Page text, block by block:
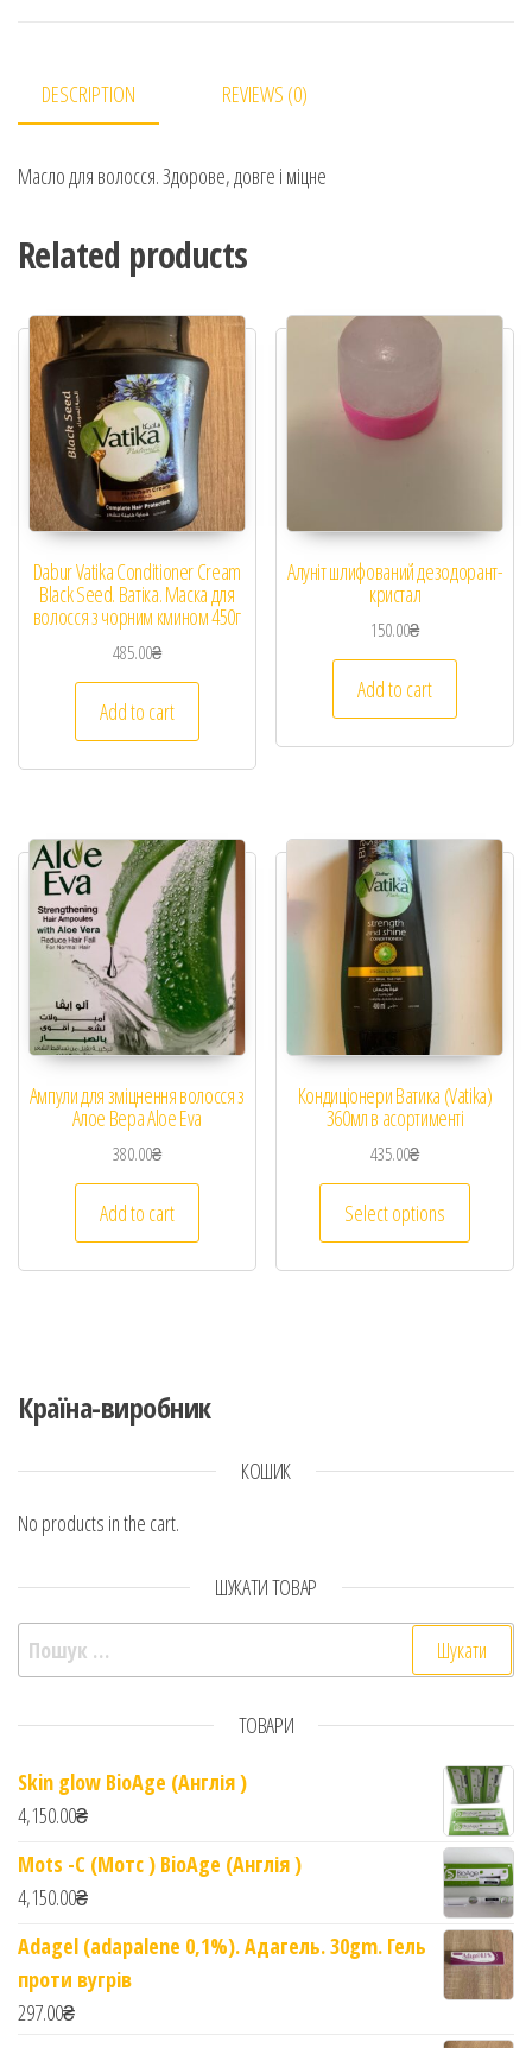
DESCRIPTION REVIEWS (0)
Масло для волосся. Здорове, довге і міцне
Related products
Dabur Vatika Conditioner Cream
Black Seed. Ватіка. Маска для
волосся з чорним кмином 450г
485.00₴
Add to cart
Алуніт шлифований дезодорант-
кристал
150.00₴
Add to cart
Ампули для зміцнення волосся з
Алое Вера Aloe Eva
380.00₴
Add to cart
Кондиціонери Ватика (Vatika)
360мл в асортименті
435.00₴
Select options
Країна-виробник
КОШИК
No products in the cart.
ШУКАТИ ТОВАР
Пошук:
ТОВАРИ
Skin glow BioAge (Англія )
4,150.00₴
Mots -C (Мотс ) BioAge (Англія )
4,150.00₴
Adagel (adapalene 0,1%). Адагель. 30gm. Гель
проти вугрів
297.00₴